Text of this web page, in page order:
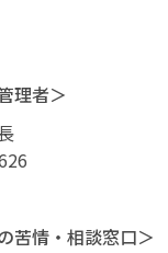
理者＞
苦情・相談窓口＞